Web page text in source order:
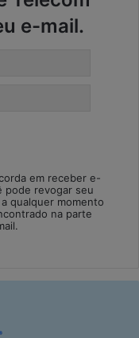
e-mail.
em receber e-
pode revogar seu
qualquer momento
na parte